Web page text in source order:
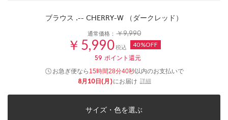
ブラウス .-- CHERRY-W （ダークレッド）
通常価格：￥9,990
￥5,990税込 40%OFF
59 ポイント還元
お急ぎ便なら 15時間28分40秒以内のお支払いで
8月10日(月)にお届け 詳細
サイズ・色を選ぶ